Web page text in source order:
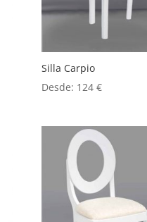
Silla Carpio
Desde: 124€